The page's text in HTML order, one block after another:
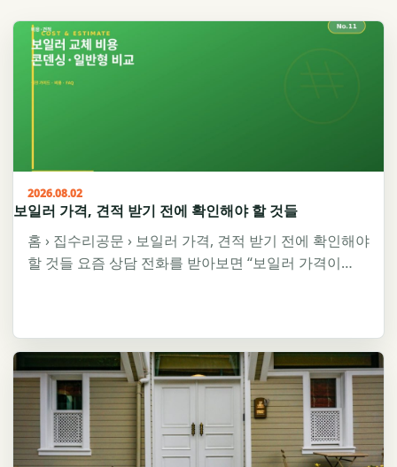
2026.08.02
보일러 가격, 견적 받기 전에 확인해야 할 것들
홈 › 집수리공문 › 보일러 가격, 견적 받기 전에 확인해야
할 것들 요즘 상담 전화를 받아보면 “보일러 가격이…